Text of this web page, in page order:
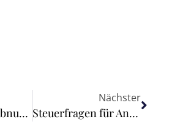
Absetzung für Abnutzung (AfA) von Gebäuden nach der kürzeren tatsächlichen Nutzungsdauer (§ 7 Absatz 4 Satz 2 EStG)
Nächster
Steuerfragen für Anwältinnen und Anwälte: BRAK-Information ergänzt